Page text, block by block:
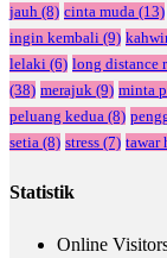
jauh (8) cinta muda (13)
ingin kembali (9)
lelaki (6) long distance
(38) merajuk (9) minta
peluang kedua (8)
setia (8) stress (7) tawar
Statistik
Online